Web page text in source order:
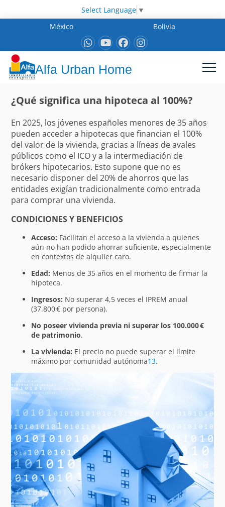
Select Language ▼
México
Bolivia
Alfa Urban Home
¿Qué significa una hipoteca al 100%?
En 2025, los jóvenes españoles menores de 35 años
pueden acceder a hipotecas que financian el 100%
del valor de la vivienda, gracias a líneas de avales
públicos como el ICO y a la intermediación de
brókers hipotecarios. Esto supone que no es
necesario disponer del 20% de ahorros que las
entidades exigían tradicionalmente como entrada
para comprar una vivienda.
CONDICIONES Y BENEFICIOS
Acceso: Facilitan el acceso a la vivienda a quienes
aún no han podido ahorrar suficiente, especialmente
en contextos de alquiler caro.
Edad: Menos de 35 años en el momento de firmar la
hipoteca.
Ingresos: No superar 4,5 veces el IPREM anual
(37.800 € por persona).
No poseer vivienda previa ni superar los 100.000 €
de patrimonio.
La vivienda: El precio no puede superar el límite
máximo por comunidad autónoma13.